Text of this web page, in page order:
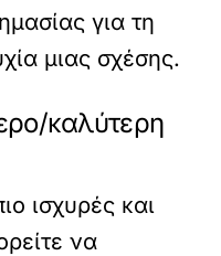
για τη
μιας σχέσης.
καλύτερη
ισχυρές και
να